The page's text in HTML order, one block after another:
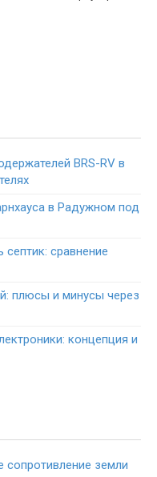
BRS-RV в
в Радужном под
сравнение
плюсы и минусы через
концепция и
сопротивление земли